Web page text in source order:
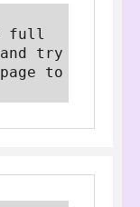
full
try
to